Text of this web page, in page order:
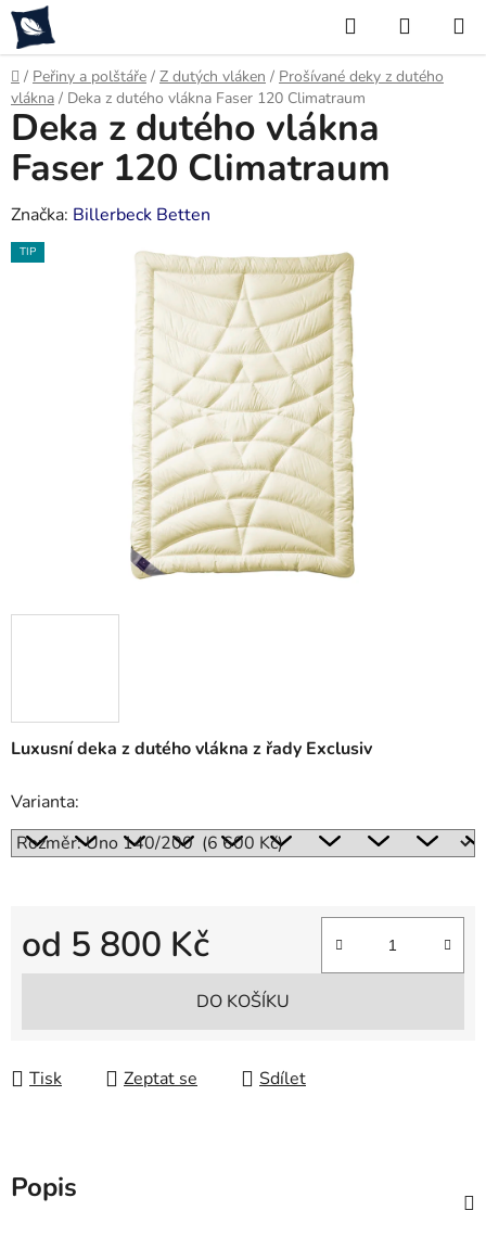
Přejít
na
obsah
Hledat
KOŠÍK
Domů
/ Peřiny a polštáře / Z dutých vláken / Prošívané deky z dutého
vlákna / Deka z dutého vlákna Faser 120 Climatraum
Luxusní deka z dutého vlákna z řady Exclusiv
Varianta:
od 5 800 Kč
Měrná cena:
DO KOŠÍKU
Tisk Zeptat se Sdílet
Deka z dutého vlákna
Faser 120 Climatraum
Značka: Billerbeck Betten
TIP
Popis